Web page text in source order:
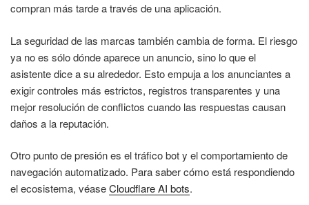
compran más tarde a través de una aplicación.
La seguridad de las marcas también cambia de forma. El riesgo
ya no es sólo dónde aparece un anuncio, sino lo que el
asistente dice a su alrededor. Esto empuja a los anunciantes a
exigir controles más estrictos, registros transparentes y una
mejor resolución de conflictos cuando las respuestas causan
daños a la reputación.
Otro punto de presión es el tráfico bot y el comportamiento de
navegación automatizado. Para saber cómo está respondiendo
el ecosistema, véaseCloudflare AI bots.